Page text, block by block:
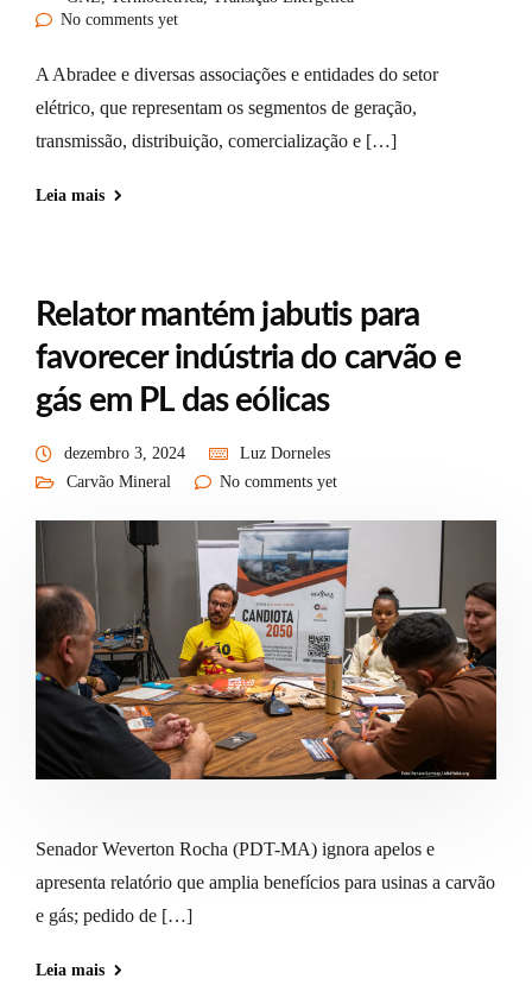
No comments yet
A Abradee e diversas associações e entidades do setor
elétrico, que representam os segmentos de geração,
transmissão, distribuição, comercialização e […]
Leia mais
Relator mantém jabutis para
favorecer indústria do carvão e
gás em PL das eólicas
dezembro 3, 2024
Luz Dorneles
Carvão Mineral
No comments yet
Senador Weverton Rocha (PDT-MA) ignora apelos e
apresenta relatório que amplia benefícios para usinas a carvão
e gás; pedido de […]
Leia mais